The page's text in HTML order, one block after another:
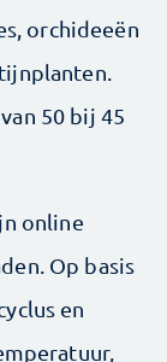
orchideeën
50 bij 45
online
Op basis
en